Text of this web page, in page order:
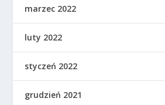
marzec 2022
luty 2022
styczeń 2022
grudzień 2021